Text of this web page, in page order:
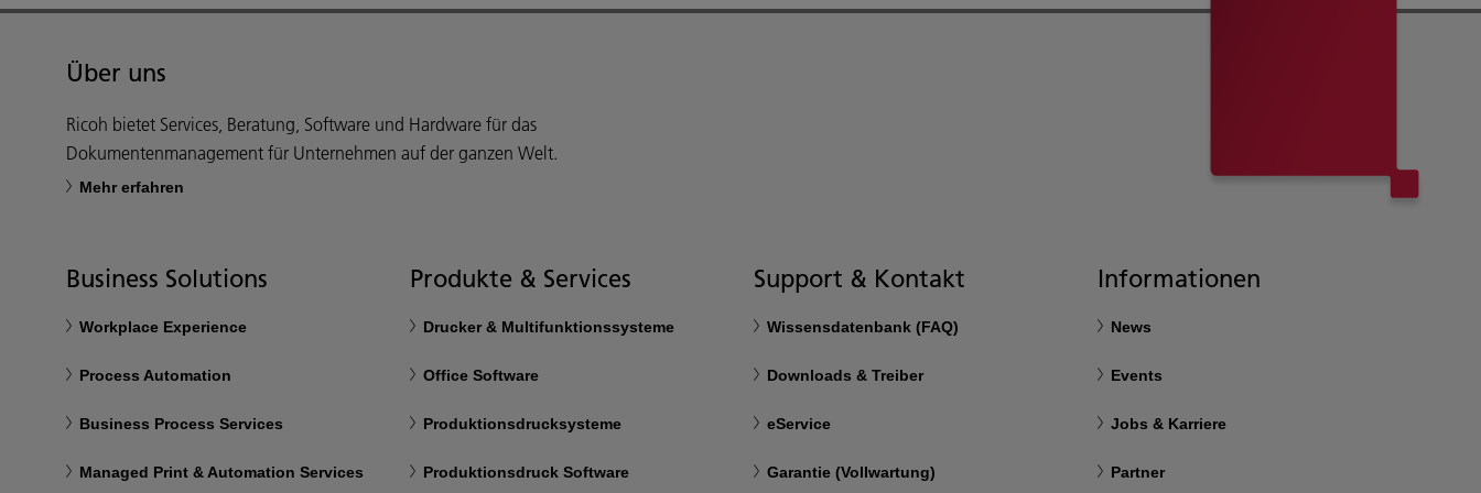
Über uns
Ricoh bietet Services, Beratung, Software und Hardware für das
Dokumentenmanagement für Unternehmen auf der ganzen Welt.
Mehr erfahren
Business Solutions
Workplace Experience
Process Automation
Business Process Services
Managed Print & Automation Services
Produkte & Services
Drucker & Multifunktionssysteme
Office Software
Produktionsdrucksysteme
Produktionsdruck Software
Support & Kontakt
Wissensdatenbank (FAQ)
Downloads & Treiber
eService
Garantie (Vollwartung)
Informationen
News
Events
Jobs & Karriere
Partner